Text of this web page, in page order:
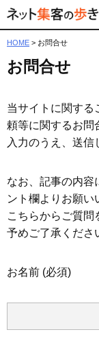
HOME > お問合せ
お問合せ
当サイトに関する
頼等に関するお問
入力のうえ、送信
なお、記事の内容
ント欄よりお願い
こちらからご質問
予めご了承くださ
お名前 (必須)